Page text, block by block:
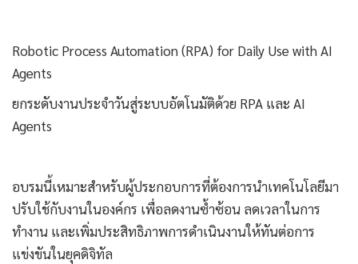
Robotic Process Automation (RPA) for Daily Use with AI
Agents
ยกระดับงานประจำวันสู่ระบบอัตโนมัติด้วย RPA และ AI
Agents
อบรมนี้เหมาะสำหรับผู้ประกอบการที่ต้องการนำเทคโนโลยีมา
ปรับใช้กับงานในองค์กร เพื่อลดงานซ้ำซ้อน ลดเวลาในการ
ทำงาน และเพิ่มประสิทธิภาพการดำเนินงานให้ทันต่อการ
แข่งขันในยุคดิจิทัล